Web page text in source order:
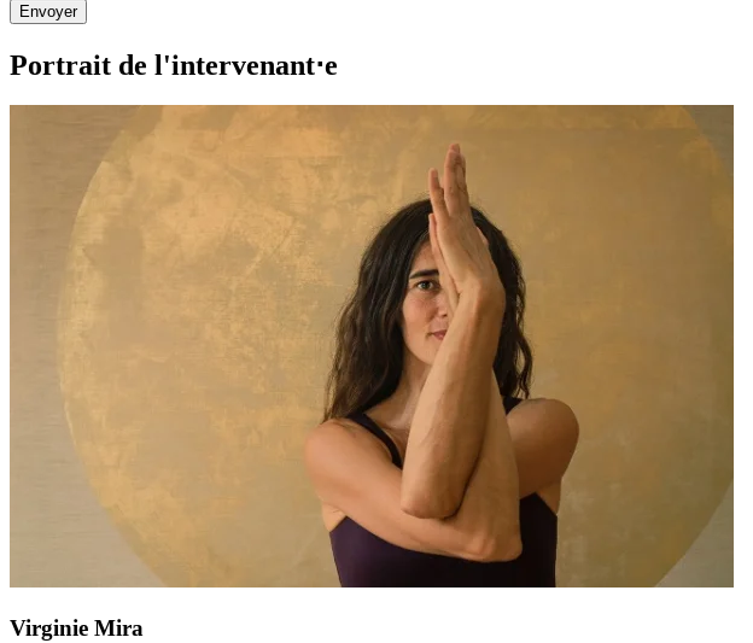
Envoyer
Portrait de l'intervenant⋅e
Virginie Mira